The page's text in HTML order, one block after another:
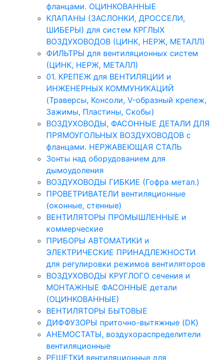
фланцами. ОЦИНКОВАННЫЕ
КЛАПАНЫ (ЗАСЛОНКИ, ДРОССЕЛИ,
ШИБЕРЫ) для систем КРГЛЫХ
ВОЗДУХОВОДОВ (ЦИНК, НЕРЖ, МЕТАЛЛ)
ФИЛЬТРЫ для вентиляционных систем
(ЦИНК, НЕРЖ, МЕТАЛЛ)
01. КРЕПЕЖ для ВЕНТИЛЯЦИИ и
ИНЖЕНЕРНЫХ КОММУНИКАЦИЙ
(Траверсы, Консоли, V-образный крепеж,
Зажимы, Пластины, Скобы)
ВОЗДУХОВОДЫ, ФАСОННЫЕ ДЕТАЛИ ДЛЯ
ПРЯМОУГОЛЬНЫХ ВОЗДУХОВОДОВ с
фланцами. НЕРЖАВЕЮЩАЯ СТАЛЬ
Зонты над оборудованием для
дымоудоления
ВОЗДУХОВОДЫ ГИБКИЕ (Гофра метал.)
ПРОВЕТРИВАТЕЛИ вентиляционные
(оконные, стенные)
ВЕНТИЛЯТОРЫ ПРОМЫШЛЕННЫЕ и
коммерческие
ПРИБОРЫ АВТОМАТИКИ и
ЭЛЕКТРИЧЕСКИЕ ПРИНАДЛЕЖНОСТИ
для регулировки режимов вентиляторов
ВОЗДУХОВОДЫ КРУГЛОГО сечения и
МОНТАЖНЫЕ ФАСОННЫЕ детали
(ОЦИНКОВАННЫЕ)
ВЕНТИЛЯТОРЫ БЫТОВЫЕ
ДИФФУЗОРЫ приточно-вытяжные (DK)
АНЕМОСТАТЫ, воздухораспределители
вентиляционные
РЕШЕТКИ вентиляционные для